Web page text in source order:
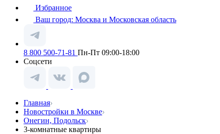
Избранное
Ваш город: Москва и Московская область
8 800 500-71-81 Пн-Пт 09:00-18:00
Соцсети
Главная
Новостройки в Москве
Онегин, Подольск
3-комнатные квартиры